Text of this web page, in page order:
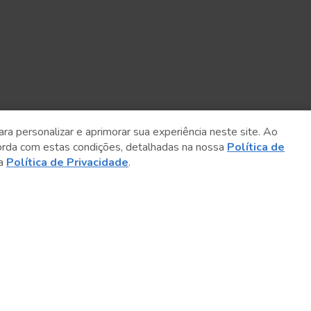
personalizar e aprimorar sua experiência neste site. Ao
com estas condições, detalhadas na nossa Política de
Política de Privacidade.